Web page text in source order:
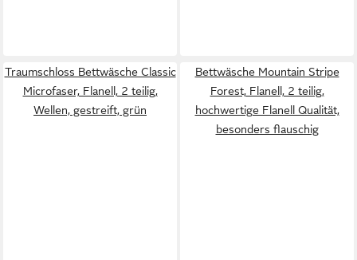
Traumschloss Bettwäsche Classic
Microfaser, Flanell, 2 teilig,
Wellen, gestreift, grün
Bettwäsche Mountain Stripe
Forest, Flanell, 2 teilig,
hochwertige Flanell Qualität,
besonders flauschig